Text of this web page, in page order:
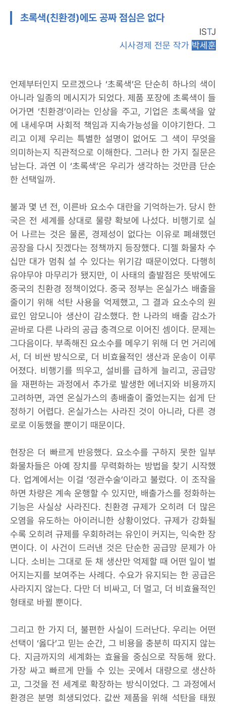
초록색(친환경)에도 공짜 점심은 없다
ISTJ
시사경제 전문 작가 박세훈
언제부터인지 모르겠으나 ‘초록색’은 단순히 하나의 색이
아니라 일종의 메시지가 되었다. 제품 포장에 초록색이 들
어가면 ‘친환경’이라는 인상을 주고, 기업은 초록색을 앞
에 내세우며 사회적 책임과 지속가능성을 이야기한다. 그
리고 이제 우리는 특별한 설명이 없어도 그 색이 무엇을
의미하는지 직관적으로 이해한다. 그러나 한 가지 질문은
남는다. 과연 이 ‘초록색’은 우리가 생각하는 것만큼 단순
한 선택일까.
불과 몇 년 전, 이른바 요소수 대란을 기억하는가. 당시 한
국은 전 세계를 상대로 물량 확보에 나섰다. 비행기로 실
어 나르는 것은 물론, 경제성이 없다는 이유로 폐쇄했던
공장을 다시 짓겠다는 정책까지 등장했다. 디젤 화물차 수
십만 대가 멈춰 설 수 있다는 위기감 때문이었다. 다행히
유야무야 마무리가 됐지만, 이 사태의 출발점은 뜻밖에도
중국의 친환경 정책이었다. 중국 정부는 온실가스 배출을
줄이기 위해 석탄 사용을 억제했고, 그 결과 요소수의 원
료인 암모니아 생산이 감소했다. 한 나라의 배출 감소가
곧바로 다른 나라의 공급 충격으로 이어진 셈이다. 문제는
그다음이다. 부족해진 요소수를 메우기 위해 더 먼 거리에
서, 더 비싼 방식으로, 더 비효율적인 생산과 운송이 이루
어졌다. 비행기를 띄우고, 설비를 급하게 늘리고, 공급망
을 재편하는 과정에서 추가로 발생한 에너지와 비용까지
고려하면, 과연 온실가스의 총배출이 줄었는지는 쉽게 단
정하기 어렵다. 온실가스는 사라진 것이 아니라, 다른 경
로로 이동했을 뿐이기 때문이다.
현장은 더 빠르게 반응했다. 요소수를 구하지 못한 일부
화물차들은 아예 장치를 무력화하는 방법을 찾기 시작했
다. 업계에서는 이걸 ‘정관수술’이라고 불렀다. 이 조작을
하면 차량은 계속 운행할 수 있지만, 배출가스를 정화하는
기능은 사실상 사라진다. 친환경 규제가 오히려 더 많은
오염을 유도하는 아이러니한 상황이었다. 규제가 강화될
수록 오히려 규제를 우회하려는 유인이 커지는, 익숙한 장
면이다. 이 사건이 드러낸 것은 단순한 공급망 문제가 아
니다. 소비는 그대로 둔 채 생산만 억제할 때 어떤 일이 벌
어지는지를 보여주는 사례다. 수요가 유지되는 한 공급은
사라지지 않는다. 다만 더 비싸고, 더 멀고, 더 비효율적인
형태로 바뀔 뿐이다.
그리고 한 가지 더, 불편한 사실이 드러난다. 우리는 어떤
선택이 ‘옳다’고 믿는 순간, 그 비용을 충분히 따지지 않는
다. 지금까지의 세계화는 효율을 중심으로 작동해 왔다.
가장 싸고 빠르게 만들 수 있는 곳에서 대량으로 생산하
고, 그것을 전 세계로 확장하는 방식이었다. 그 과정에서
환경은 분명 희생되었다. 값싼 제품을 위해 석탄을 태웠